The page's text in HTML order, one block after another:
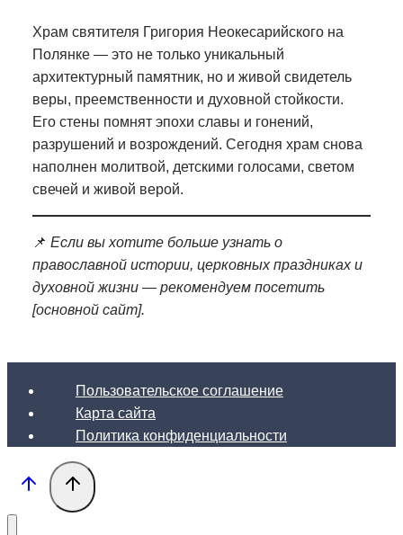
Храм святителя Григория Неокесарийского на
Полянке — это не только уникальный
архитектурный памятник, но и живой свидетель
веры, преемственности и духовной стойкости.
Его стены помнят эпохи славы и гонений,
разрушений и возрождений. Сегодня храм снова
наполнен молитвой, детскими голосами, светом
свечей и живой верой.
📌Если вы хотите больше узнать о
православной истории, церковных праздниках и
духовной жизни — рекомендуем посетить
[основной сайт].
Пользовательское соглашение
Карта сайта
Политика конфиденциальности